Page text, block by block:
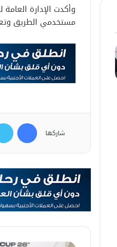
‏وأكدت الإدارة
مستخدمي الطريق
شاركها